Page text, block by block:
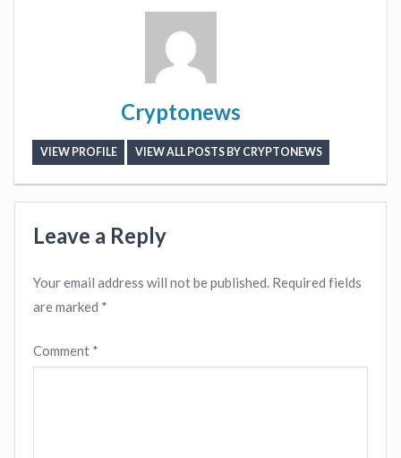
Cryptonews
VIEW PROFILE VIEW ALL POSTS BY CRYPTONEWS
Leave a Reply
Your email address will not be published. Required fields
are marked *
Comment *